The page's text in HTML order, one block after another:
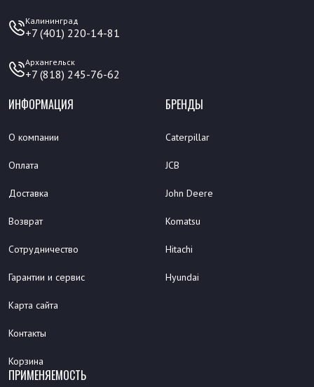
Калининград
+7 (401) 220-14-81
Архангельск
+7 (818) 245-76-62
ИНФОРМАЦИЯ
О компании
Оплата
Доставка
Возврат
Сотрудничество
Гарантии и сервис
Карта сайта
Контакты
Корзина
БРЕНДЫ
Caterpillar
JCB
John Deere
Komatsu
Hitachi
Hyundai
ПРИМЕНЯЕМОСТЬ